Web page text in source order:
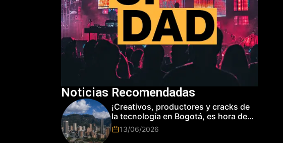
Noticias Recomendadas
¡Creativos, productores y cracks de
la tecnología en Bogotá, es hora de
subir de nivel! Las marcas más top
del mundo esperan por su talento.
13/06/2026